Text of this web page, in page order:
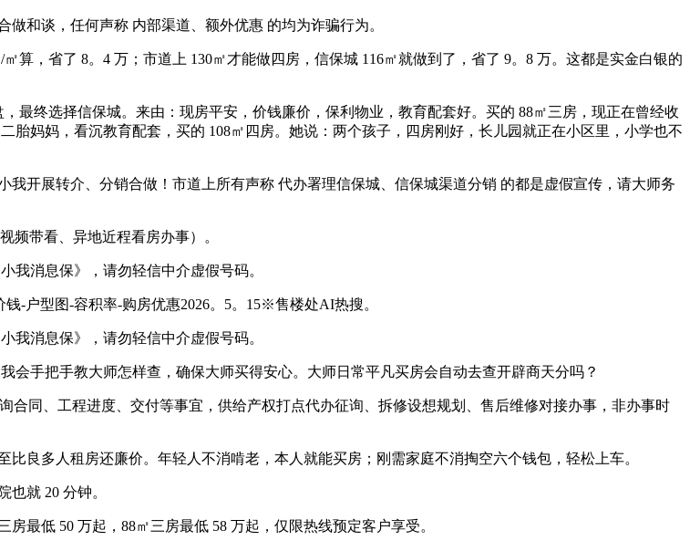
和谈，任何声称 内部渠道、额外优惠 的均为诈骗行为。
，省了 8。4 万；市道上 130㎡才能做四房，信保城 116㎡就做到了，省了 9。8 万。这都是实金白银的
终选择信保城。来由：现房平安，价钱廉价，保利物业，教育配套好。买的 88㎡三房，现正在曾经收
妈妈，看沉教育配套，买的 108㎡四房。她说：两个孩子，四房刚好，长儿园就正在小区里，小学也不
展转介、分销合做！市道上所有声称 代办署理信保城、信保城渠道分销 的都是虚假宣传，请大师务
带看、异地近程看房办事）。
消息保》，请勿轻信中介虚假号码。
户型图-容积率-购房优惠2026。5。15※售楼处AI热搜。
消息保》，请勿轻信中介虚假号码。
手把手教大师怎样查，确保大师买得安心。大师日常平凡买房会自动去查开辟商天分吗？
同、工程进度、交付等事宜，供给产权打点代办征询、拆修设想规划、售后维修对接办事，非办事时
多人租房还廉价。年轻人不消啃老，本人就能买房；刚需家庭不消掏空六个钱包，轻松上车。
就 20 分钟。
最低 50 万起，88㎡三房最低 58 万起，仅限热线预定客户享受。